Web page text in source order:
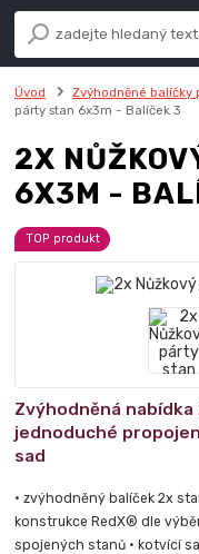
Úvod Zvýhodněné balíčky
párty stan 6x3m - Balíček 3
2X
6X3M -
TOP produkt
Zvýhodněná
jednoduché
sad
• zvýhodněný balíček 2x
konstrukce RedX® dle
spojených stanů • kotvící